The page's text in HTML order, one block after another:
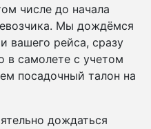
числе до начала
Мы дождёмся
вашего рейса, сразу
в самолете с учетом
посадочный талон на
дождаться